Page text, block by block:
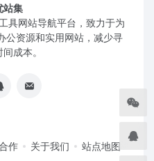
站集
具网站导航平台，致力于为
公资源和实用网站，减少寻
成本。
作 关于我们 站点地图